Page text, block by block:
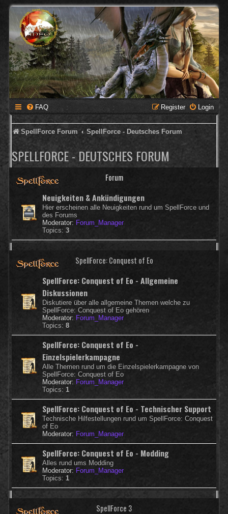
FAQ Login
Register
SpellForce Forum SpellForce - Deutsches Forum
SPELLFORCE - DEUTSCHES FORUM
Forum
Neuigkeiten & Ankündigungen
Hier erscheinen alle Neuigkeiten rund um SpellForce und
des Forums
Moderator: Forum_Manager
Topics: 3
SpellForce: Conquest of Eo
SpellForce: Conquest of Eo - Allgemeine
Diskussionen
Diskutiere über alle allgemeine Themen welche zu
SpellForce: Conquest of Eo gehören
Moderator: Forum_Manager
Topics: 8
SpellForce: Conquest of Eo -
Einzelspielerkampagne
Alle Themen rund um die Einzelspielerkampagne von
SpellForce: Conquest of Eo
Moderator: Forum_Manager
Topics: 1
SpellForce: Conquest of Eo - Technischer Support
Technische Hilfestellungen rund um SpellForce: Conquest
of Eo
Moderator: Forum_Manager
SpellForce: Conquest of Eo - Modding
Alles rund ums Modding
Moderator: Forum_Manager
Topics: 1
SpellForce 3